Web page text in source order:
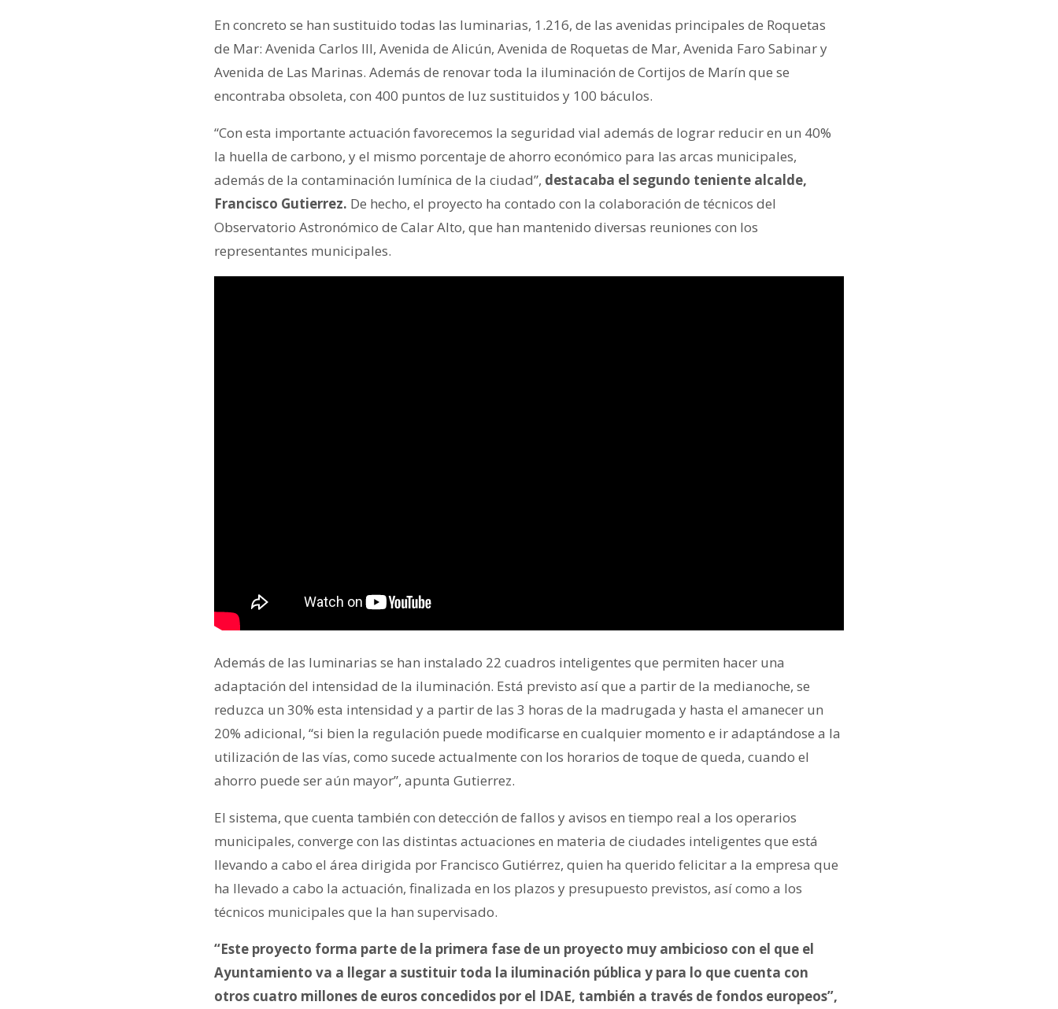
En concreto se han sustituido todas las luminarias, 1.216, de las avenidas principales de Roquetas
de Mar: Avenida Carlos III, Avenida de Alicún, Avenida de Roquetas de Mar, Avenida Faro Sabinar y
Avenida de Las Marinas. Además de renovar toda la iluminación de Cortijos de Marín que se
encontraba obsoleta, con 400 puntos de luz sustituidos y 100 báculos.
“Con esta importante actuación favorecemos la seguridad vial además de lograr reducir en un 40%
la huella de carbono, y el mismo porcentaje de ahorro económico para las arcas municipales,
además de la contaminación lumínica de la ciudad”, destacaba el segundo teniente alcalde,
Francisco Gutierrez. De hecho, el proyecto ha contado con la colaboración de técnicos del
Observatorio Astronómico de Calar Alto, que han mantenido diversas reuniones con los
representantes municipales.
Además de las luminarias se han instalado 22 cuadros inteligentes que permiten hacer una
adaptación del intensidad de la iluminación. Está previsto así que a partir de la medianoche, se
reduzca un 30% esta intensidad y a partir de las 3 horas de la madrugada y hasta el amanecer un
20% adicional, “si bien la regulación puede modificarse en cualquier momento e ir adaptándose a la
utilización de las vías, como sucede actualmente con los horarios de toque de queda, cuando el
ahorro puede ser aún mayor”, apunta Gutierrez.
El sistema, que cuenta también con detección de fallos y avisos en tiempo real a los operarios
municipales, converge con las distintas actuaciones en materia de ciudades inteligentes que está
llevando a cabo el área dirigida por Francisco Gutiérrez, quien ha querido felicitar a la empresa que
ha llevado a cabo la actuación, finalizada en los plazos y presupuesto previstos, así como a los
técnicos municipales que la han supervisado.
“Este proyecto forma parte de la primera fase de un proyecto muy ambicioso con el que el
Ayuntamiento va a llegar a sustituir toda la iluminación pública y para lo que cuenta con
otros cuatro millones de euros concedidos por el IDAE, también a través de fondos europeos”,